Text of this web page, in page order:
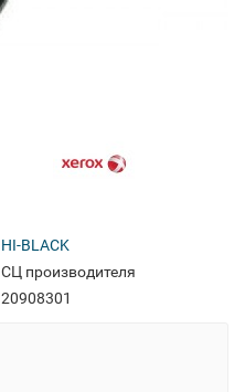
HI-BLACK
СЦ производителя
20908301